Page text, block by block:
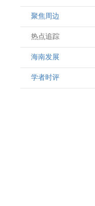
聚焦周边
热点追踪
海南发展
学者时评